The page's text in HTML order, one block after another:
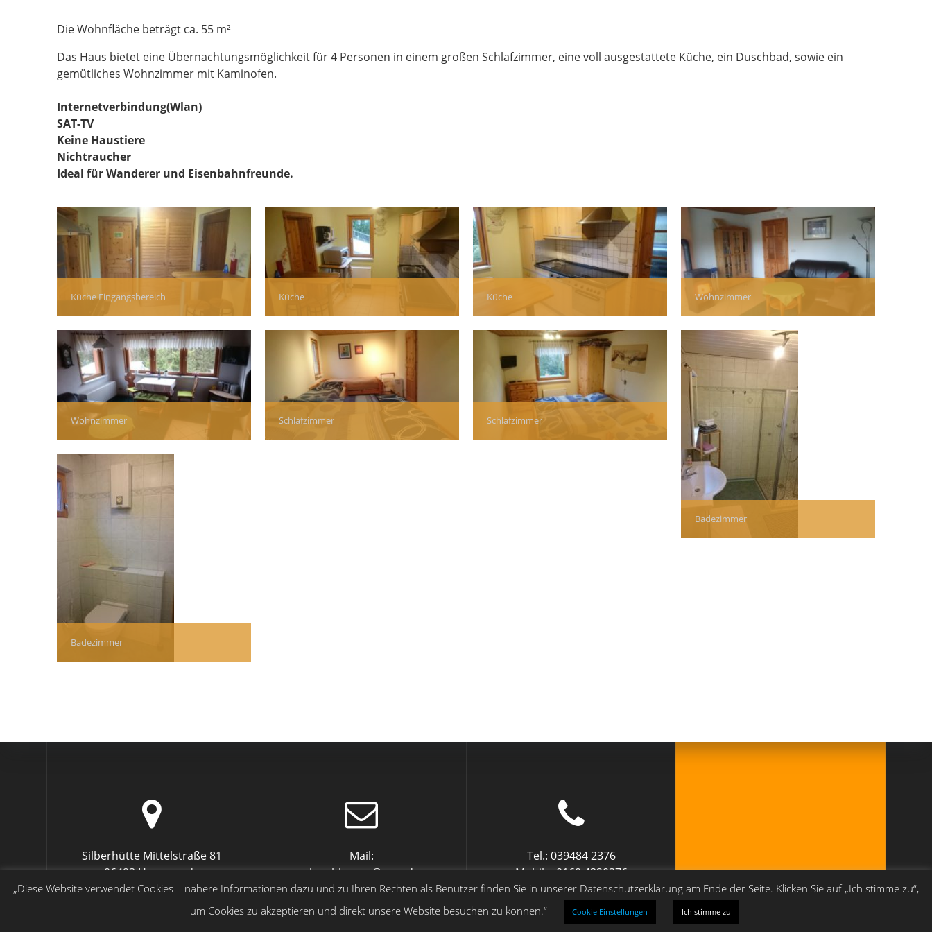
Die Wohnfläche beträgt ca. 55 m²
Das Haus bietet eine Übernachtungsmöglichkeit für 4 Personen in einem großen Schlafzimmer, eine voll ausgestattete Küche, ein Duschbad, sowie ein
gemütliches Wohnzimmer mit Kaminofen.
Internetverbindung(Wlan)
SAT-TV
Keine Haustiere
Nichtraucher
Ideal für Wanderer und Eisenbahnfreunde.
Küche Eingangsbereich Küche Küche Wohnzimmer
Wohnzimmer Schlafzimmer Schlafzimmer
Badezimmer
Badezimmer
Silberhütte Mittelstraße 81
06493 Harzgerode
Mail:
ebs.uhlmann@gmx.de
Tel.: 039484 2376
Mobile: 0160 4320376
„Diese Website verwendet Cookies – nähere Informationen dazu und zu Ihren Rechten als Benutzer finden Sie in unserer Datenschutzerklärung am Ende der Seite. Klicken Sie auf „Ich stimme zu“,
um Cookies zu akzeptieren und direkt unsere Website besuchen zu können.“
Cookie Einstellungen Ich stimme zu